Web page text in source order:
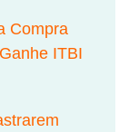
Compra
ITBI